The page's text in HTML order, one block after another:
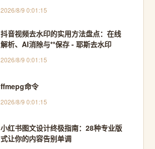
2026/8/9 0:01:15
抖音视频去水印的实用方法盘点：在线
解析、AI消除与**保存 - 耶斯去水印
2026/8/9 0:01:15
ffmepg命令
2026/8/9 0:01:15
小红书图文设计终极指南：28种专业版
式让你的内容告别单调